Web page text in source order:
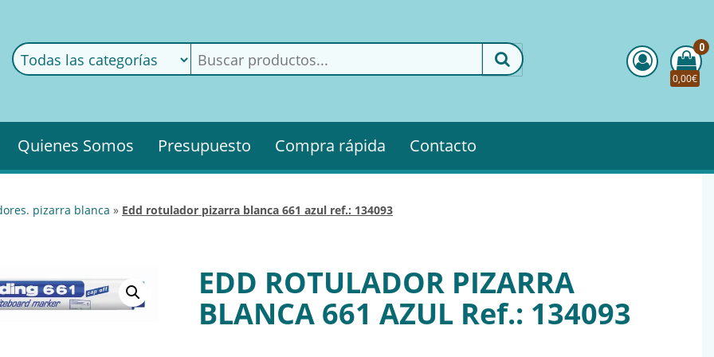
0
0,00€
Quienes Somos Presupuesto Compra rápida Contacto
pizarra blanca » edd rotulador pizarra blanca 661 azul ref.: 134093
EDD ROTULADOR PIZARRA
BLANCA 661 AZUL Ref.: 134093